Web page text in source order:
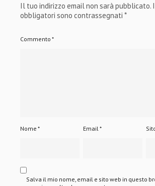
Il tuo indirizzo email non sarà pubblicato.
obbligatori sono contrassegnati *
Commento *
Nome * Email*
Salva il mio nome, email e sito web in questo